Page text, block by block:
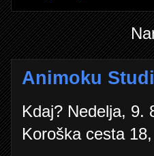
Animoku
Kdaj? Nedelja, 9.
Koroška cesta